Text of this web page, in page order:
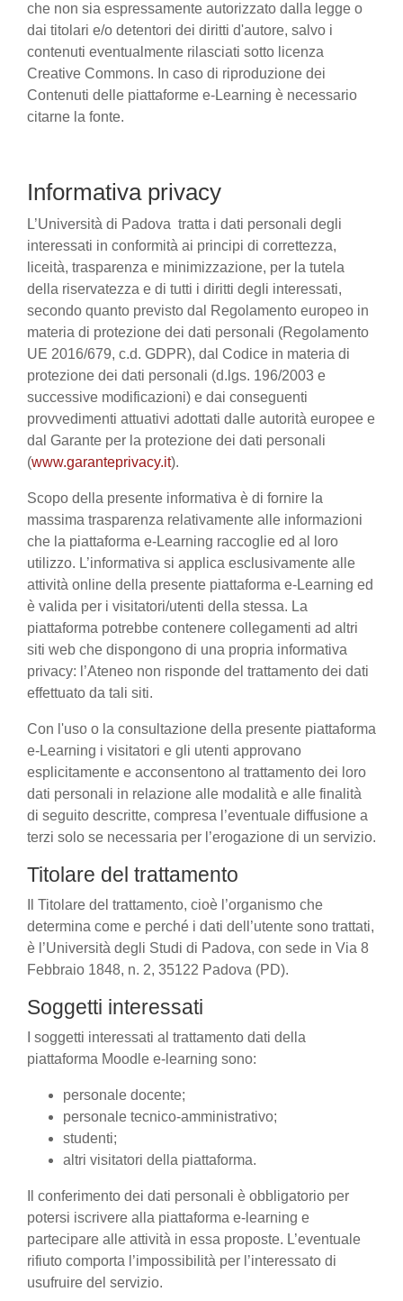
che non sia espressamente autorizzato dalla legge o
dai titolari e/o detentori dei diritti d'autore, salvo i
contenuti eventualmente rilasciati sotto licenza
Creative Commons. In caso di riproduzione dei
Contenuti delle piattaforme e-Learning è necessario
citarne la fonte.
Informativa privacy
L’Università di Padova tratta i dati personali degli
interessati in conformità ai principi di correttezza,
liceità, trasparenza e minimizzazione, per la tutela
della riservatezza e di tutti i diritti degli interessati,
secondo quanto previsto dal Regolamento europeo in
materia di protezione dei dati personali (Regolamento
UE 2016/679, c.d. GDPR), dal Codice in materia di
protezione dei dati personali (d.lgs. 196/2003 e
successive modificazioni) e dai conseguenti
provvedimenti attuativi adottati dalle autorità europee e
dal Garante per la protezione dei dati personali
(www.garanteprivacy.it).
Scopo della presente informativa è di fornire la
massima trasparenza relativamente alle informazioni
che la piattaforma e-Learning raccoglie ed al loro
utilizzo. L’informativa si applica esclusivamente alle
attività online della presente piattaforma e-Learning ed
è valida per i visitatori/utenti della stessa. La
piattaforma potrebbe contenere collegamenti ad altri
siti web che dispongono di una propria informativa
privacy: l’Ateneo non risponde del trattamento dei dati
effettuato da tali siti.
Con l'uso o la consultazione della presente piattaforma
e-Learning i visitatori e gli utenti approvano
esplicitamente e acconsentono al trattamento dei loro
dati personali in relazione alle modalità e alle finalità
di seguito descritte, compresa l’eventuale diffusione a
terzi solo se necessaria per l’erogazione di un servizio.
Titolare del trattamento
Il Titolare del trattamento, cioè l’organismo che
determina come e perché i dati dell’utente sono trattati,
è l’Università degli Studi di Padova, con sede in Via 8
Febbraio 1848, n. 2, 35122 Padova (PD).
Soggetti interessati
I soggetti interessati al trattamento dati della
piattaforma Moodle e-learning sono:
personale docente;
personale tecnico-amministrativo;
studenti;
altri visitatori della piattaforma.
Il conferimento dei dati personali è obbligatorio per
potersi iscrivere alla piattaforma e-learning e
partecipare alle attività in essa proposte. L’eventuale
rifiuto comporta l’impossibilità per l’interessato di
usufruire del servizio.